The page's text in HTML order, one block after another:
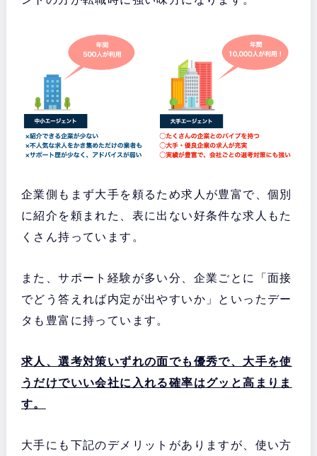
企業側もまず大手を頼るため求人が豊富で、個別
に紹介を頼まれた、表に出ない好条件な求人もた
くさん持っています。
また、サポート経験が多い分、企業ごとに「面接
でどう答えれば内定が出やすいか」といったデー
タも豊富に持っています。
求人、選考対策いずれの面でも優秀で、大手を使
うだけでいい会社に入れる確率はグッと高まりま
す。
大手にも下記のデメリットがありますが、使い方